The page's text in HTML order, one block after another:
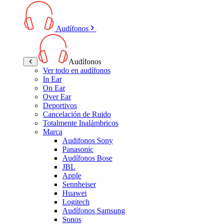
Audífonos
Audífonos
Ver todo en audífonos
In Ear
On Ear
Over Ear
Deportivos
Cancelación de Ruido
Totalmente Inalámbricos
Marca
Audifonos Sony
Panasonic
Audífonos Bose
JBL
Apple
Sennheiser
Huawei
Logitech
Audífonos Samsung
Sonos